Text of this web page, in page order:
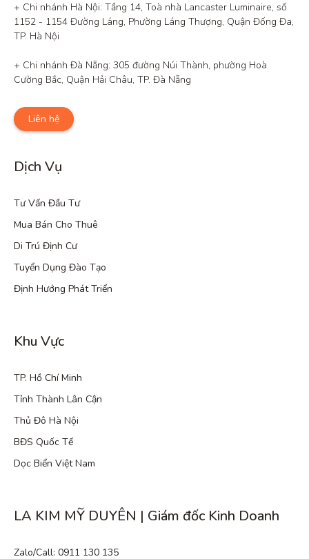
+ Chi nhánh Hà Nội: Tầng 14, Toà nhà Lancaster Luminaire, số
1152 - 1154 Đường Láng, Phường Láng Thượng, Quận Đống Đa,
TP. Hà Nội
+ Chi nhánh Đà Nẵng: 305 đường Núi Thành, phường Hoà
Cường Bắc, Quận Hải Châu, TP. Đà Nẵng
Liên hệ
Dịch Vụ
Tư Vấn Đầu Tư
Mua Bán Cho Thuê
Di Trú Định Cư
Tuyển Dụng Đào Tạo
Định Hướng Phát Triển
Khu Vực
TP. Hồ Chí Minh
Tỉnh Thành Lân Cận
Thủ Đô Hà Nội
BĐS Quốc Tế
Dọc Biển Việt Nam
LA KIM MỸ DUYÊN | Giám đốc Kinh Doanh
Zalo/Call: 0911 130 135